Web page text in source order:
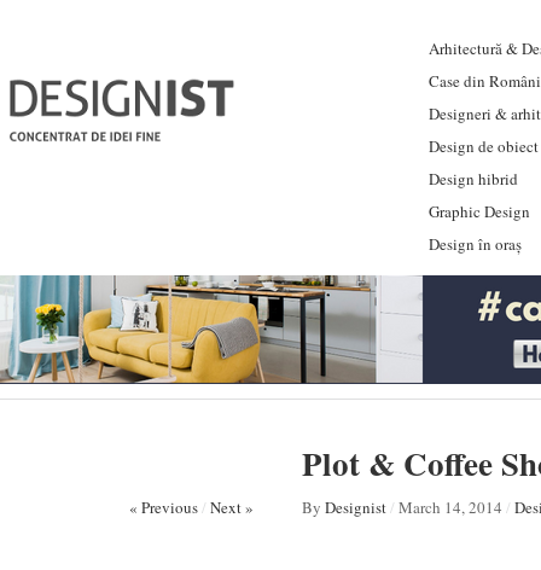
Arhitectură &
Case din
Designeri &
Design de obiect
Design hibrid
Graphic Design
Design în oraș
Plot & Coffee
« Previous/ Next » By Designist/ March 14, 2014 /